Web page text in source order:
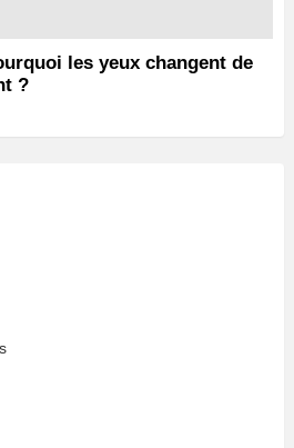
les yeux changent de
?